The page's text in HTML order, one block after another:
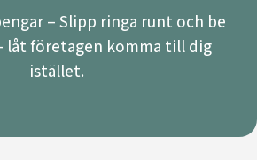
– Slipp ringa runt och be
låt företagen komma till dig
istället.